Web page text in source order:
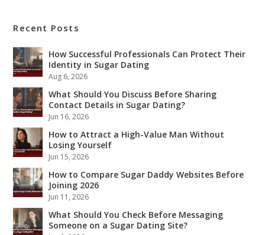
Recent Posts
How Successful Professionals Can Protect Their
Identity in Sugar Dating
Aug 6, 2026
What Should You Discuss Before Sharing
Contact Details in Sugar Dating?
Jun 16, 2026
How to Attract a High-Value Man Without
Losing Yourself
Jun 15, 2026
How to Compare Sugar Daddy Websites Before
Joining 2026
Jun 11, 2026
What Should You Check Before Messaging
Someone on a Sugar Dating Site?